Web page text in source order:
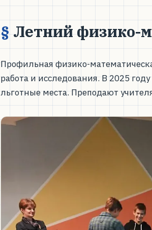
Летний физико-
Профильная физико-
работа и исследования. В 2025
льготные места. Преподают